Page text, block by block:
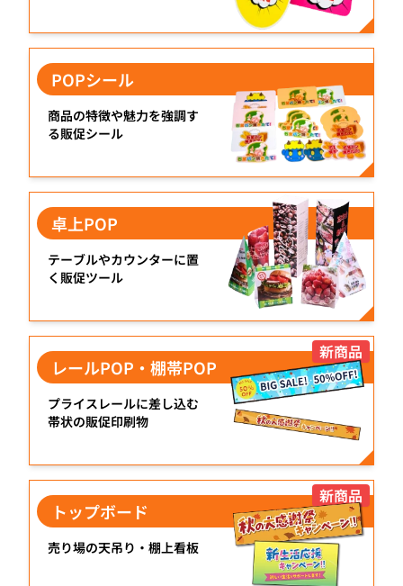
POPシール
商品の特徴や魅力を強調す
る販促シール
卓上POP
テーブルやカウンターに置
く販促ツール
新商品
レールPOP・棚帯POP
プライスレールに差し込む
帯状の販促印刷物
新商品
トップボード
売り場の天吊り・棚上看板